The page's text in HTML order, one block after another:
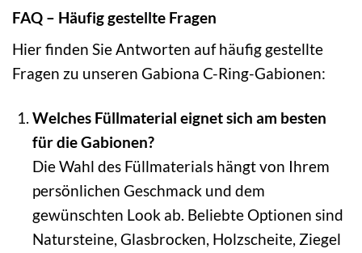
FAQ – Häufig gestellte Fragen
Hier finden Sie Antworten auf häufig gestellte
Fragen zu unseren Gabiona C-Ring-Gabionen:
Welches Füllmaterial eignet sich am besten
für die Gabionen?
Die Wahl des Füllmaterials hängt von Ihrem
persönlichen Geschmack und dem
gewünschten Look ab. Beliebte Optionen sind
Natursteine, Glasbrocken, Holzscheite, Ziegel